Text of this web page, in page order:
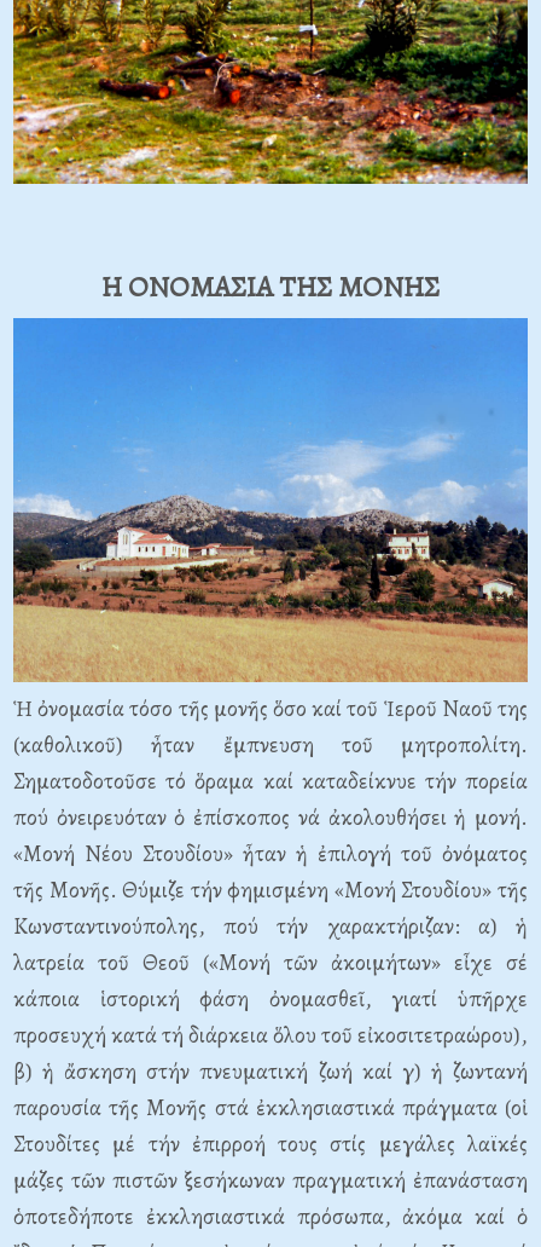
Η ΟΝΟΜΑΣΙΑ ΤΗΣ ΜΟΝΗΣ
Ἡ ὀνομασία τόσο τῆς μονῆς ὅσο καί τοῦ Ἱεροῦ Ναοῦ της
(καθολικοῦ) ἦταν ἔμπνευση τοῦ μητροπολίτη.
Σηματοδοτοῦσε τό ὅραμα καί καταδείκνυε τήν πορεία
πού ὀνειρευόταν ὁ ἐπίσκοπος νά ἀκολουθήσει ἡ μονή.
«Μονή Νέου Στουδίου» ἦταν ἡ ἐπιλογή τοῦ ὀνόματος
τῆς Μονῆς. Θύμιζε τήν φημισμένη «Μονή Στουδίου» τῆς
Κωνσταντινούπολης, πού τήν χαρακτήριζαν: α) ἡ
λατρεία τοῦ Θεοῦ («Μονή τῶν ἀκοιμήτων» εἶχε σέ
κάποια ἱστορική φάση ὀνομασθεῖ, γιατί ὑπῆρχε
προσευχή κατά τή διάρκεια ὅλου τοῦ εἰκοσιτετραώρου),
β) ἡ ἄσκηση στήν πνευματική ζωή καί γ) ἡ ζωντανή
παρουσία τῆς Μονῆς στά ἐκκλησιαστικά πράγματα (οἱ
Στουδίτες μέ τήν ἐπιρροή τους στίς μεγάλες λαϊκές
μάζες τῶν πιστῶν ξεσήκωναν πραγματική ἐπανάσταση
ὁποτεδήποτε ἐκκλησιαστικά πρόσωπα, ἀκόμα καί ὁ